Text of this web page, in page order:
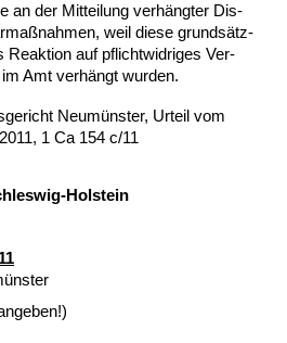
an der Mit­tei­lung verhäng­ter Dis­
weil die­se grundsätz­
Re­ak­ti­on auf pflicht­wid­ri­ges Ver­
Amt verhängt wur­den.
Neumünster, Urteil vom
1 Ca 154 c/11
Hol­stein